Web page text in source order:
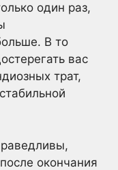
один раз,
В то
вас
трат,
окончания